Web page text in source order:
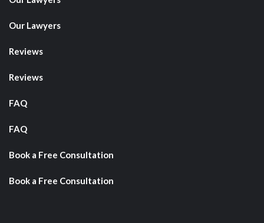
Our Lawyers
Reviews
Reviews
FAQ
FAQ
Book a Free Consultation
Book a Free Consultation